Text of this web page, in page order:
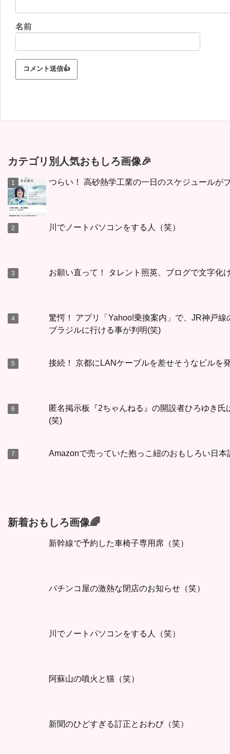
名前
カテゴリ別人気おもしろ画像🎉
つらい！ 高砂熱学工業の一日のスケジュールが
川でノートパソコンをする人（笑）
お願い直って！ タレント照英、ブログで文字化
驚愕！ アプリ「Yahoo!乗換案内」で、JR神戸
ブラジルに行ける事が判明(笑)
接続！ 京都にLANケーブルを差せそうなビルを
匿名掲示板『2ちゃんねる』の開設者ひろゆき
(笑)
Amazonで売っていた抱っこ紐のおもしろい日本
新着おもしろ画像🌈
新幹線で予約した車椅子専用席（笑）
パチンコ屋の激熱な閉店のお知らせ（笑）
川でノートパソコンをする人（笑）
阿蘇山の噴火と猫（笑）
新聞のひどすぎる訂正とおわび（笑）